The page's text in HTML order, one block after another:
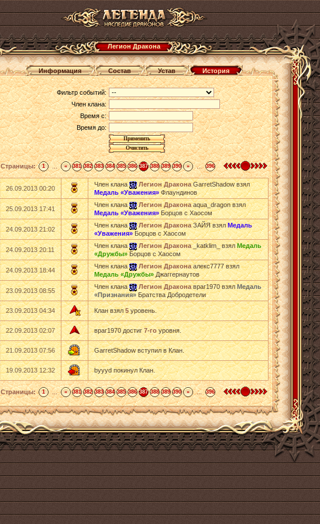
Легион Дракона
Информация Состав Устав История
Фильтр событий:
Член клана:
Время с:
Время до:
Страницы: 1 ... « 381 382 383 384 385 386 387 388 389 390 » ... 396
26.09.2013 00:20
Член клана Легион ДраконаGarretShadow взял
Медаль «Уважения»Флаундинов
25.09.2013 17:41
Член клана Легион Драконаaqua_dragon взял
Медаль «Уважения»Борцов с Хаосом
24.09.2013 21:02
Член клана Легион ДраконаЗАЙЯ взялМедаль
«Уважения»Борцов с Хаосом
24.09.2013 20:11
Член клана Легион Дракона_katklim_ взялМедаль
«Дружбы»Борцов с Хаосом
24.09.2013 18:44
Член клана Легион Драконаалекс7777 взял
Медаль «Дружбы»Джаггернаутов
23.09.2013 08:55
Член клана Легион Драконавраг1970 взялМедаль
«Признания»Братства Добродетели
23.09.2013 04:34 Клан взял5уровень.
22.09.2013 02:07 враг1970 достиг7-гоуровня.
21.09.2013 07:56 GarretShadow вступил в Клан.
19.09.2013 12:32 byyyd покинул Клан.
Страницы: 1 ... « 381 382 383 384 385 386 387 388 389 390 » ... 396